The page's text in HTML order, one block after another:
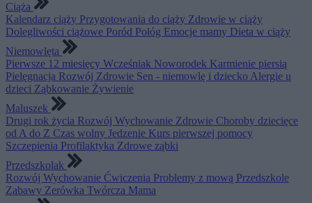
Ciąża
Kalendarz ciąży Przygotowania do ciąży Zdrowie w ciąży
Dolegliwości ciążowe Poród Połóg Emocje mamy Dieta w ciąży
Niemowlęta
Pierwsze 12 miesięcy Wcześniak Noworodek Karmienie piersią
Pielęgnacja Rozwój Zdrowie Sen - niemowlę i dziecko Alergie u
dzieci Ząbkowanie Żywienie
Maluszek
Drugi rok życia Rozwój Wychowanie Zdrowie Choroby dziecięce
od A do Z Czas wolny Jedzenie Kurs pierwszej pomocy
Szczepienia Profilaktyka Zdrowe ząbki
Przedszkolak
Rozwój Wychowanie Ćwiczenia Problemy z mową Przedszkole
Zabawy Zerówka Twórcza Mama